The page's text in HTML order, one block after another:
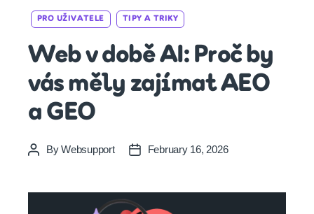
Categories
PRO UŽIVATELE TIPY A TRIKY
Web v době AI: Proč by
vás měly zajímat AEO
a GEO
PostByWebsupport
PostFebruary 16, 2026